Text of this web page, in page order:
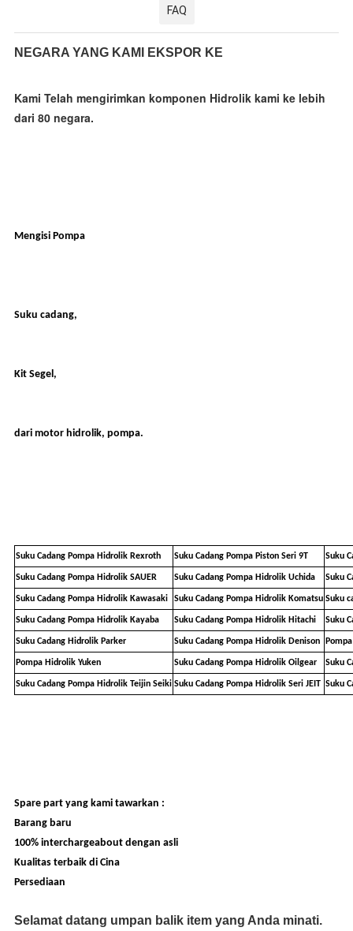
FAQ
NEGARA YANG KAMI EKSPOR KE
Kami Telah mengirimkan komponen Hidrolik kami ke lebih
dari 80 negara.
Mengisi Pompa
Suku cadang,
Kit Segel,
dari motor hidrolik, pompa.
Suku Cadang Pompa Hidrolik Rexroth Suku Cadang Pompa Piston Seri 9T Suku
Suku Cadang Pompa Hidrolik SAUER Suku Cadang Pompa Hidrolik Uchida Suku
Suku Cadang Pompa Hidrolik Kawasaki Suku Cadang Pompa Hidrolik Komatsu Suku
Suku Cadang Pompa Hidrolik Kayaba Suku Cadang Pompa Hidrolik Hitachi Suku
Suku Cadang Hidrolik Parker Suku Cadang Pompa Hidrolik Denison
Pompa Hidrolik Yuken Suku Cadang Pompa Hidrolik Oilgear Suku
Suku Cadang Pompa Hidrolik Teijin Seiki Suku Cadang Pompa Hidrolik Seri JEIT Suku
Spare part yang kami tawarkan :
Barang baru
100% interchargeabout dengan asli
Kualitas terbaik di Cina
Persediaan
Selamat datang umpan balik item yang Anda minati.